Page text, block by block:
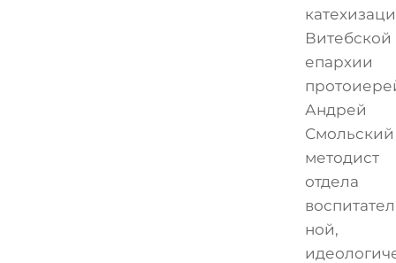
Витебской
епархии
Андрей
методист
отдела
ной,